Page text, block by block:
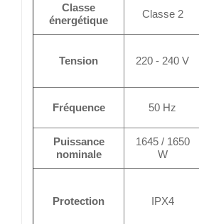
Classe
énergétique
Classe 2
Tension 220 - 240 V
Fréquence 50 Hz
Puissance
nominale
1645 / 1650
W
Protection IPX4